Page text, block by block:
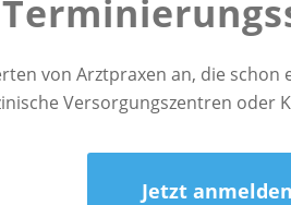
von Arztpraxen an, die
Versorgungszentren oder
Jetzt anmelden